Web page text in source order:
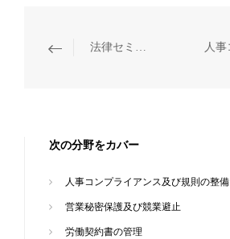
法律セミナー・研修
次の分野をカバー
人事コンプライアンス及び規則の整備
営業秘密保護及び競業避止
労働契約書の管理